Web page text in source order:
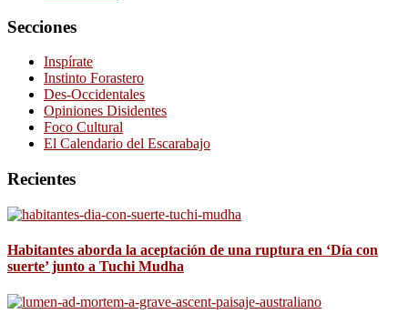
Secciones
Inspírate
Instinto Forastero
Des-Occidentales
Opiniones Disidentes
Foco Cultural
El Calendario del Escarabajo
Recientes
Habitantes aborda la aceptación de una ruptura en ‘Día con
suerte’ junto a Tuchi Mudha